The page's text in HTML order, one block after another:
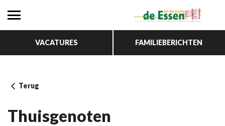
VACATURES FAMILIEBERICHTEN
Terug
Thuisgenoten